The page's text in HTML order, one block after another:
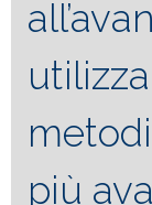
più